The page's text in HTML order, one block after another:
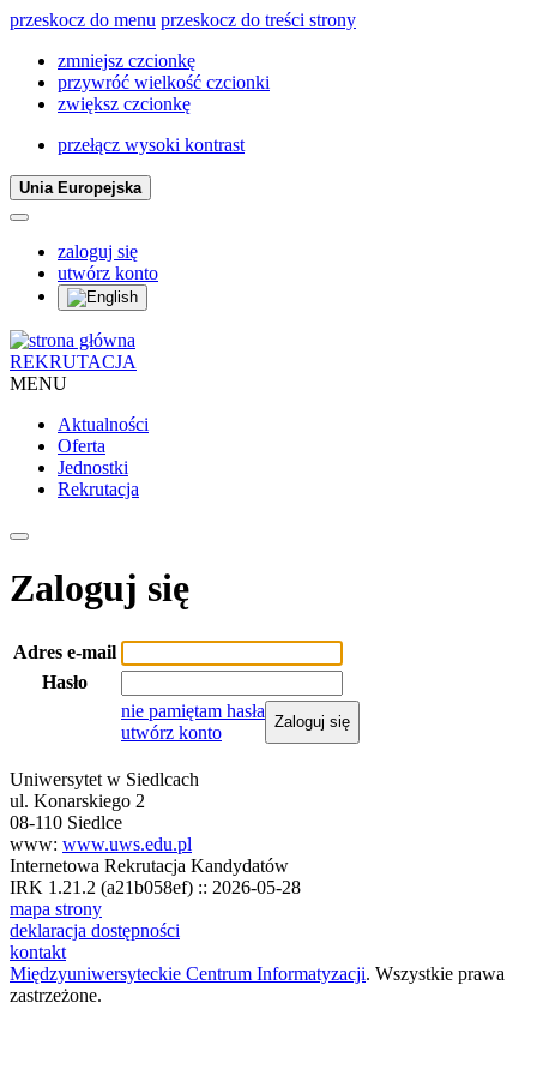
przeskocz do menu przeskocz do treści strony
zmniejsz czcionkę
przywróć wielkość czcionki
zwiększ czcionkę
przełącz wysoki kontrast
Unia Europejska
zaloguj się
utwórz konto
REKRUTACJA
MENU
Aktualności
Oferta
Jednostki
Rekrutacja
Zaloguj się
Adres e-mail
Hasło
nie pamiętam hasła
utwórz konto
Zaloguj się
Uniwersytet w Siedlcach
ul. Konarskiego 2
08-110 Siedlce
www: www.uws.edu.pl
Internetowa Rekrutacja Kandydatów
IRK 1.21.2 (a21b058ef) :: 2026-05-28
mapa strony
deklaracja dostępności
kontakt
Międzyuniwersyteckie Centrum Informatyzacji. Wszystkie prawa
zastrzeżone.